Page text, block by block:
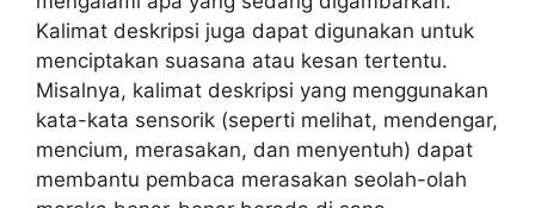
Kalimat deskripsi juga dapat digunakan untuk
menciptakan suasana atau kesan tertentu.
Misalnya, kalimat deskripsi yang menggunakan
kata-kata sensorik (seperti melihat, mendengar,
mencium, merasakan, dan menyentuh) dapat
membantu pembaca merasakan seolah-olah